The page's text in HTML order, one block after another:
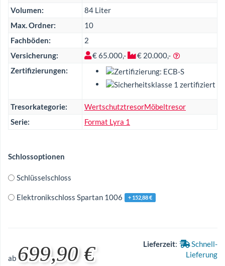
Volumen:
84 Liter
Max. Ordner:
10
Fachböden:
2
Versicherung:
€ 65.000,-
€ 20.000,-
Zertifizierungen:
Tresorkategorie: WertschutztresorMöbeltresor
Serie:
Format Lyra 1
Schlossoptionen
Schlüsselschloss
Elektronikschloss Spartan 1006 + 152,88 €
ab 699,90 € Lieferzeit:
Schnell-
Lieferung